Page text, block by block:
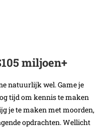
miljoen+
natuurlijk wel. Game je
tijd om kennis te maken
je te maken met moorden,
opdrachten. Wellicht